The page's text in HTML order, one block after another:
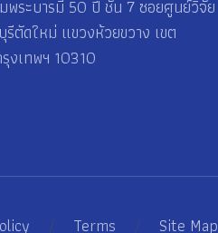
มพระบารมี 50 ปี ชั้น 7 ซอยศูนย์วิจัย
ตัดใหม่ แขวงห้วยขวาง เขต
งเทพฯ 10310
/ Terms / Site Map